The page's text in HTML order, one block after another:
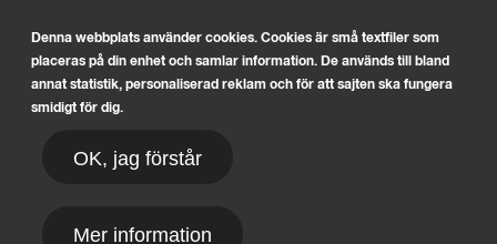
Denna webbplats använder cookies. Cookies är små textfiler som
placeras på din enhet och samlar information. De används till bland
annat statistik, personaliserad reklam och för att sajten ska fungera
smidigt för dig.
OK, jag förstår
Mer information